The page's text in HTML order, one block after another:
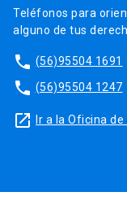
Teléfonos para
alguno de tus
phone (56)95504 1691
phone (56)95504 1247
launch Ir a la Oficina